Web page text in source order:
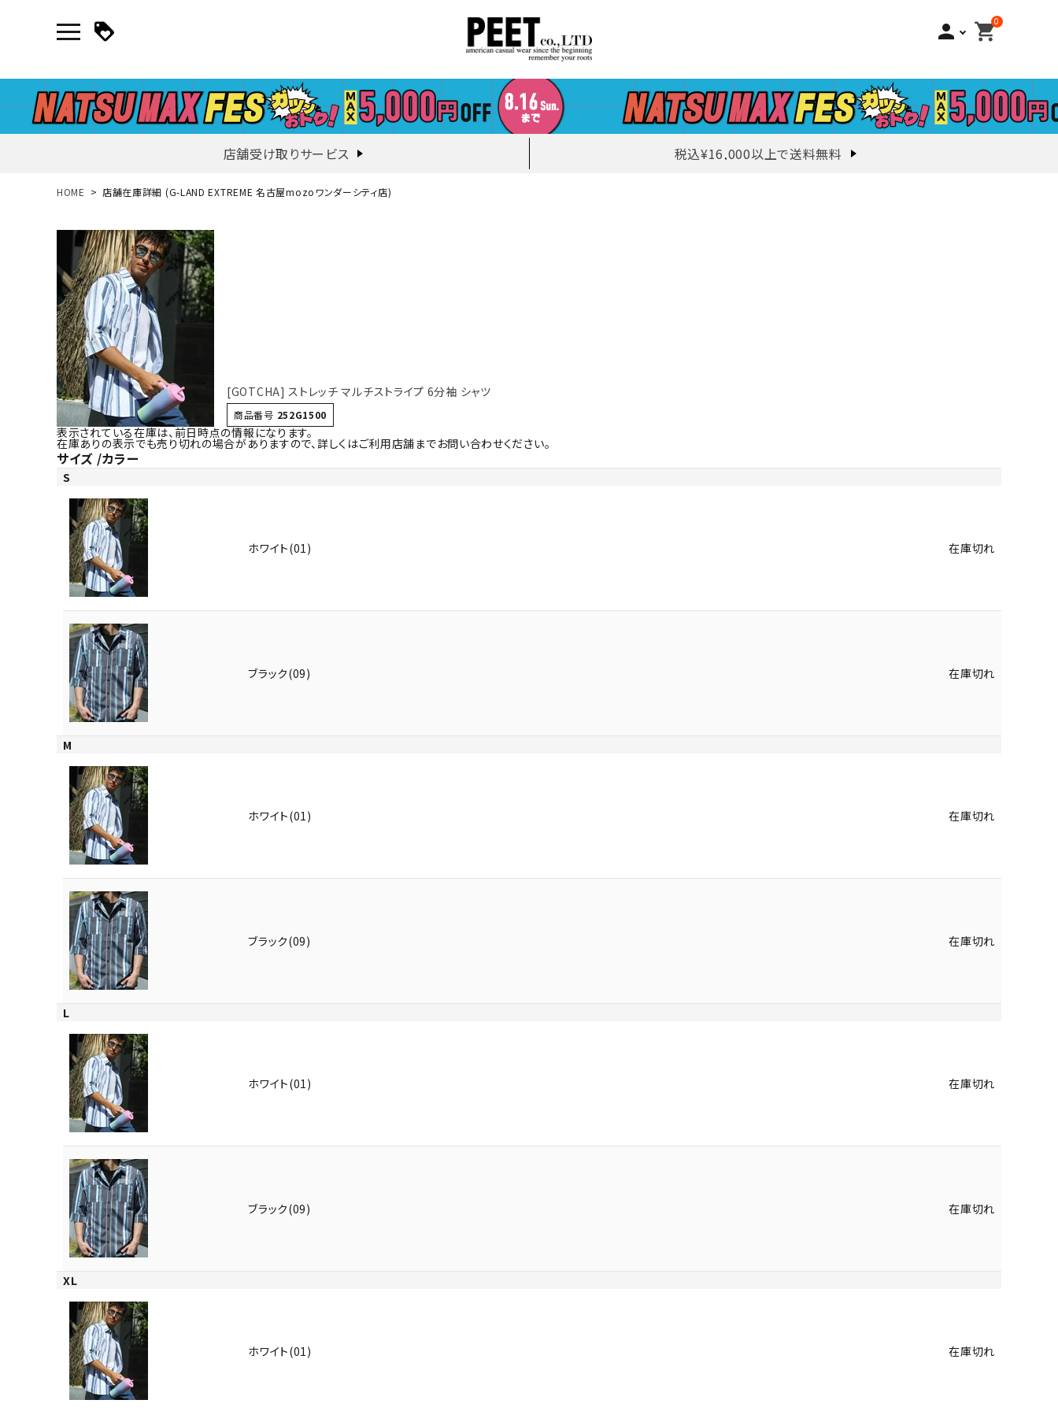
person 0
shopping_cart
店舗受け取りサービス 税込¥16,000以上で送料無料
新規会員登録｜ログイン
ご利用ガイド
search
詳しい条件から探す
HOME 店舗在庫詳細 (G-LAND EXTREME 名古屋mozoワンダーシティ店)
[GOTCHA] ストレッチ マルチストライプ 6分袖 シャツ
商品番号 252G1500
表示されている在庫は、前日時点の情報になります。
在庫ありの表示でも売り切れの場合がありますので、詳しくはご利用店舗までお問い合わせください。
サイズ カラー
S
ホワイト(01) 在庫切れ
ブラック(09) 在庫切れ
M
ホワイト(01) 在庫切れ
ブラック(09) 在庫切れ
L
ホワイト(01) 在庫切れ
ブラック(09) 在庫切れ
XL
ホワイト(01) 在庫切れ